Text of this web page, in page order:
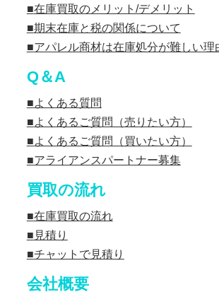
在庫買取のメリット/デメリット
期末在庫と税の関係について
アパレル商材は在庫処分が難しい理
Q＆A
よくある質問
よくあるご質問（売りたい方）
よくあるご質問（買いたい方）
アライアンスパートナー募集
買取の流れ
在庫買取の流れ
見積り
チャットで見積り
会社概要